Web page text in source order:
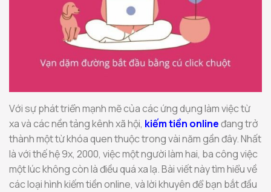
Với sự phát triển mạnh mẽ của các ứng dụng làm việc từ
xa và các nền tảng kênh xã hội, kiếm tiền onlineđang trở
thành một từ khóa quen thuộc trong vài năm gần đây. Nhất
là với thế hệ 9x, 2000, việc một người làm hai, ba công việc
một lúc không còn là điều quá xa lạ. Bài viết này tìm hiểu về
các loại hình kiếm tiền online, và lời khuyên để bạn bắt đầu